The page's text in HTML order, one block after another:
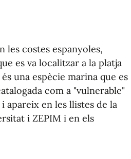
les costes espanyoles,
es va localitzar a la platja
una espècie marina que es
com a "vulnerable"
apareix en les llistes de la
i ZEPIM i en els